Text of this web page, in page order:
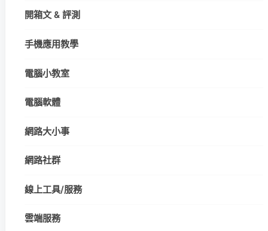
開箱文 & 評測
手機應用教學
電腦小教室
電腦軟體
網路大小事
網路社群
線上工具/服務
雲端服務